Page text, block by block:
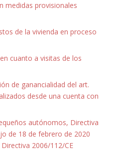
medidas provisionales
de la vivienda en proceso
cuanto a visitas de los
de ganancialidad del art.
desde una cuenta con
autónomos, Directiva
de 18 de febrero de 2020
2006/112/CE